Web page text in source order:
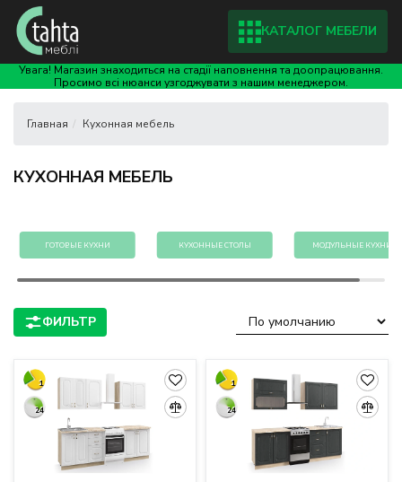
Увага! Магазин знаходиться на стадії наповнення та доопрацювання.
Просимо всі нюанси узгоджувати з нашим менеджером.
КАТАЛОГ МЕБЕЛИ
Кухонная мебель
КУХОННАЯ МЕБЕЛЬ
ГОТОВЫЕ КУХНИ КУХОННЫЕ СТОЛЫ МОДУЛЬНЫЕ КУХНИ
1
24
1
24